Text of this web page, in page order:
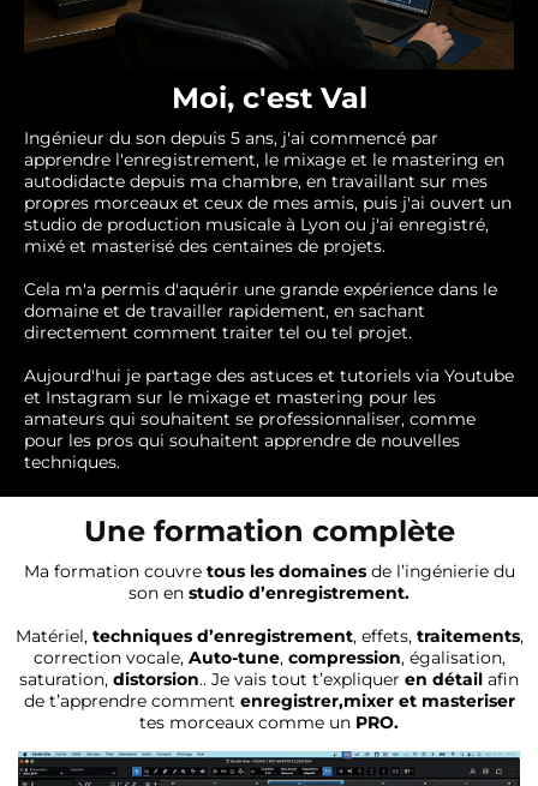
Moi, c'est Val
Ingénieur du son depuis 5 ans, j'ai commencé par
apprendre l'enregistrement, le mixage et le mastering en
autodidacte depuis ma chambre, en travaillant sur mes
propres morceaux et ceux de mes amis, puis j'ai ouvert un
studio de production musicale à Lyon ou j'ai enregistré,
mixé et masterisé des centaines de projets.
Cela m'a permis d'aquérir une grande expérience dans le
domaine et de travailler rapidement, en sachant
directement comment traiter tel ou tel projet.
Aujourd'hui je partage des astuces et tutoriels via Youtube
et Instagram sur le mixage et mastering pour les
amateurs qui souhaitent se professionnaliser, comme
pour les pros qui souhaitent apprendre de nouvelles
techniques.
Une formation complète
Ma formation couvre tous les domainesde l’ingénierie du
son en studio d’enregistrement.
Matériel, techniques d’enregistrement, effets, traitements,
correction vocale, Auto-tune, compression, égalisation,
saturation, distorsion.. Je vais tout t’expliquer en détail afin
de t’apprendre comment enregistrer,mixer et masteriser
tes morceaux comme un PRO.